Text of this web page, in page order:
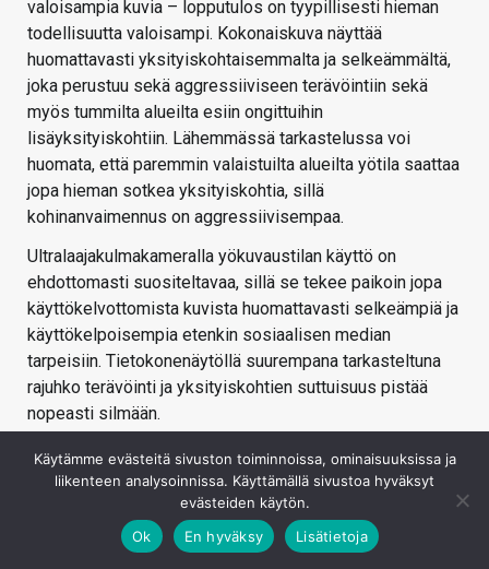
valoisampia kuvia – lopputulos on tyypillisesti hieman
todellisuutta valoisampi. Kokonaiskuva näyttää
huomattavasti yksityiskohtaisemmalta ja selkeämmältä,
joka perustuu sekä aggressiiviseen terävöintiin sekä
myös tummilta alueilta esiin ongittuihin
lisäyksityiskohtiin. Lähemmässä tarkastelussa voi
huomata, että paremmin valaistuilta alueilta yötila saattaa
jopa hieman sotkea yksityiskohtia, sillä
kohinanvaimennus on aggressiivisempaa.
Ultralaajakulmakameralla yökuvaustilan käyttö on
ehdottomasti suositeltavaa, sillä se tekee paikoin jopa
käyttökelvottomista kuvista huomattavasti selkeämpiä ja
käyttökelpoisempia etenkin sosiaalisen median
tarpeisiin. Tietokonenäytöllä suurempana tarkasteltuna
rajuhko terävöinti ja yksityiskohtien suttuisuus pistää
nopeasti silmään.
Tiivistettynä yötilalla otetut kuvat näyttävät valoisammilta
ja selkeämmiltä, mutta samalla epäluonnollisemmilta.
Käyttöä kannattaa harkita hieman tapauskohtaisesti
etenkin pääkameralla.
Käytämme evästeitä sivuston toiminnoissa, ominaisuuksissa ja
liikenteen analysoinnissa. Käyttämällä sivustoa hyväksyt
evästeiden käytön.
Ok
En hyväksy Lisätietoja